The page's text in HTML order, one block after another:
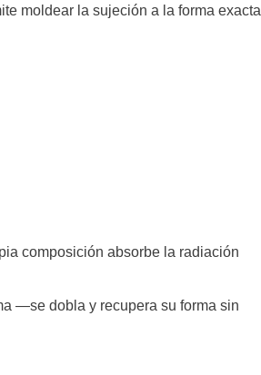
moldear la sujeción a la forma exacta
composición absorbe la radiación
—se dobla y recupera su forma sin